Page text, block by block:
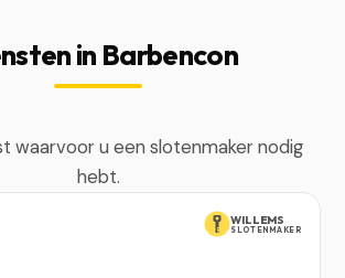
in Barbencon
waarvoor u een slotenmaker nodig
hebt.
WILLEMS
SLOTENMAKER